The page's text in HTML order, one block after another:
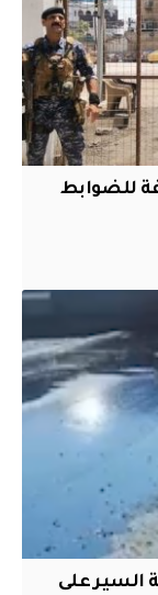
للضوابط
السير على